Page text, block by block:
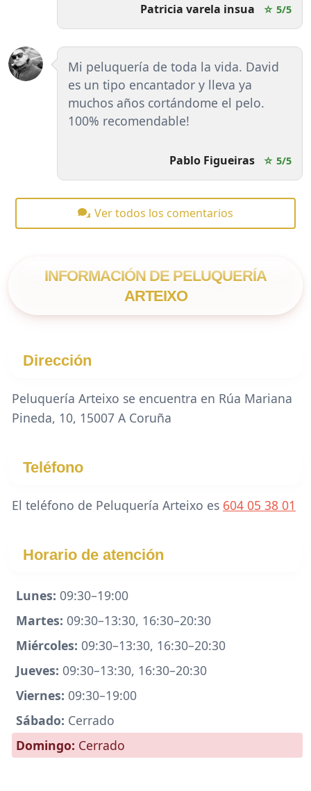
Patricia varela insua ☆ 5/5
Mi peluquería de toda la vida. David
es un tipo encantador y lleva ya
muchos años cortándome el pelo.
100% recomendable!
Pablo Figueiras ☆ 5/5
Ver todos los comentarios
INFORMACIÓN DE PELUQUERÍA
ARTEIXO
Dirección
Peluquería Arteixo se encuentra en Rúa Mariana
Pineda, 10, 15007 A Coruña
Teléfono
El teléfono de Peluquería Arteixo es 604 05 38 01
Horario de atención
Lunes: 09:30–19:00
Martes: 09:30–13:30, 16:30–20:30
Miércoles: 09:30–13:30, 16:30–20:30
Jueves: 09:30–13:30, 16:30–20:30
Viernes: 09:30–19:00
Sábado: Cerrado
Domingo: Cerrado